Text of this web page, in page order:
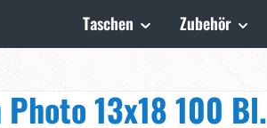
Taschen Zubehör
13x18 100 Bl.